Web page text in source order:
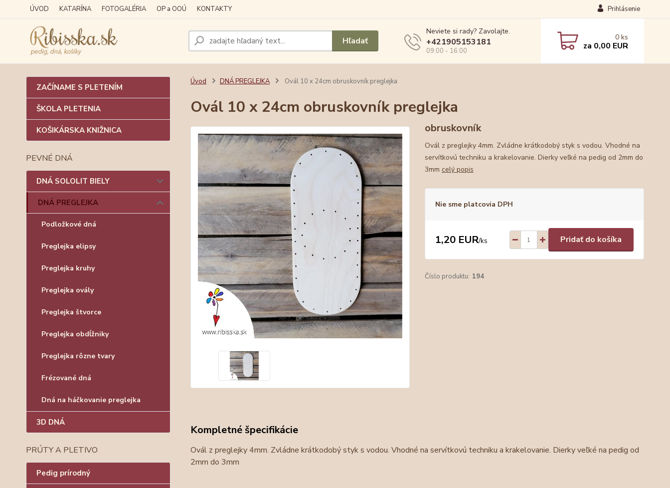
ÚVOD KATARÍNA FOTOGALÉRIA OP a OOÚ KONTAKTY Prihlásenie
Hľadať
Neviete si rady? Zavolajte.
+421905153181
09:00 - 16:00
0 ks
za 0,00 EUR
ZAČÍNAME S PLETENÍM
ŠKOLA PLETENIA
KOŠIKÁRSKA KNIŽNICA
PEVNÉ DNÁ
DNÁ SOLOLIT BIELY
DNÁ PREGLEJKA
Podložkové dná
Preglejka elipsy
Preglejka kruhy
Preglejka ovály
Preglejka štvorce
Preglejka obdĺžniky
Preglejka rôzne tvary
Frézované dná
Dná na háčkovanie preglejka
3D DNÁ
PRÚTY A PLETIVO
Pedig prírodný
Úvod DNÁ PREGLEJKA Ovál 10 x 24cm obruskovník preglejka
Ovál 10 x 24cm obruskovník preglejka
obruskovník
Ovál z preglejky 4mm. Zvládne krátkodobý styk s vodou. Vhodné na
servítkovú techniku a krakelovanie. Dierky veľké na pedig od 2mm do
3mm celý popis
Nie sme platcovia DPH
1,20 EUR/ks Pridať do košíka
Číslo produktu: 194
Kompletné špecifikácie
Ovál z preglejky 4mm. Zvládne krátkodobý styk s vodou. Vhodné na servítkovú techniku a krakelovanie. Dierky veľké na pedig od
2mm do 3mm